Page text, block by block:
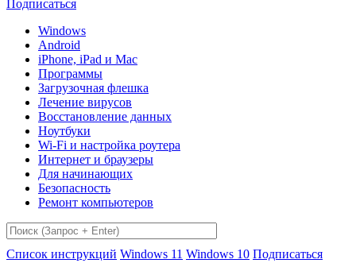
Подписаться
Windows
Android
iPhone, iPad и Mac
Программы
Загрузочная флешка
Лечение вирусов
Восстановление данных
Ноутбуки
Wi-Fi и настройка роутера
Интернет и браузеры
Для начинающих
Безопасность
Ремонт компьютеров
Список инструкций Windows 11 Windows 10 Подписаться